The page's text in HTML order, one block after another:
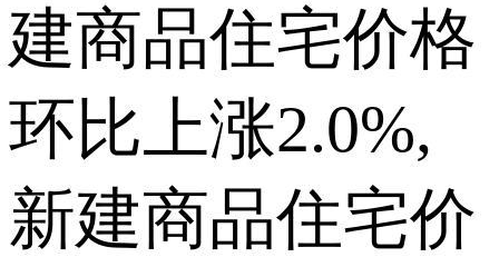
建商品住宅价格
环比上涨2.0%,
新建商品住宅价